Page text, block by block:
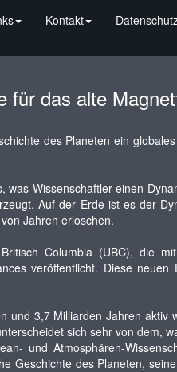
Kontakt
für das alte
des Planeten ein
Wissenschaftler einen
Auf der Erde ist es der
Jahren erloschen.
Columbia (UBC), die
veröffentlicht. Diese
und 3,7 Milliarden Jahren aktiv
sich sehr von dem,
und Atmosphären-
Geschichte des Planeten,